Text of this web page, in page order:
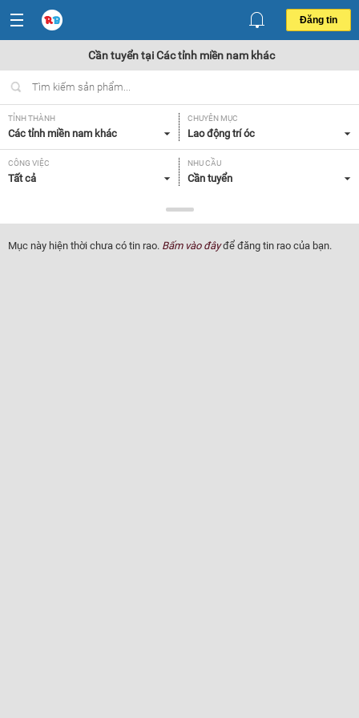
Đăng tin
Cần tuyển tại Các tỉnh miền nam khác
TỈNH THÀNH
Các tỉnh miền nam khác
CHUYÊN MỤC
Lao động trí óc
CÔNG VIỆC
Tất cả
NHU CẦU
Cần tuyển
Tất cả
Mục này hiện thời chưa có tin rao. Bấm vào đâyđể đăng tin rao của bạn.